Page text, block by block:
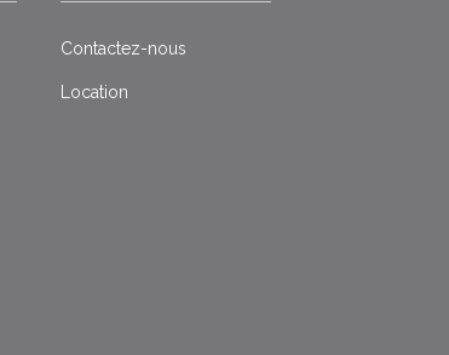
Contactez-nous
Location